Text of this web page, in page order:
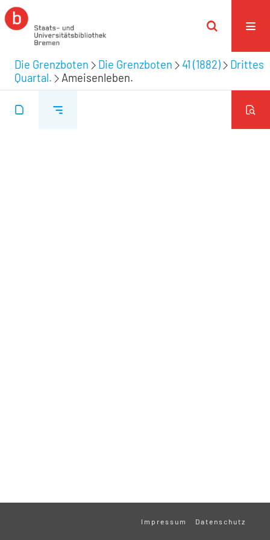
Die Grenzboten Die Grenzboten 41 (1882)
Drittes
Quartal.
Ameisenleben.
Impressum Datenschutz